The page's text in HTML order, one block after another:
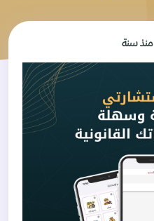
منذ سنة